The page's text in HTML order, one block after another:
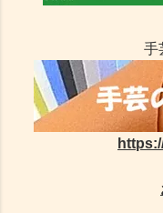
手